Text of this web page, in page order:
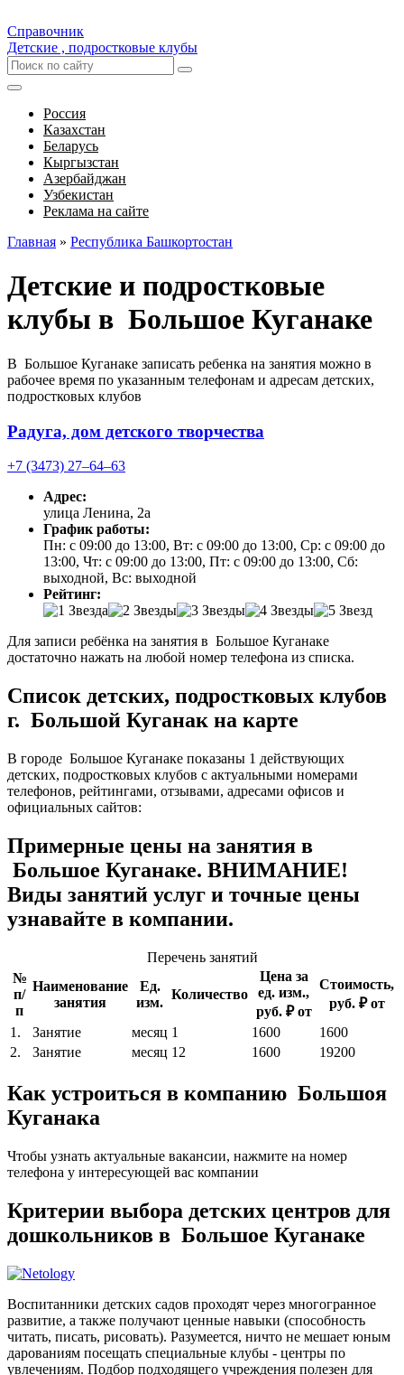
Справочник
Детские , подростковые клубы
Россия
Казахстан
Беларусь
Кыргызстан
Азербайджан
Узбекистан
Реклама на сайте
Главная » Республика Башкортостан
Детские и подростковые
клубы в Большое Куганаке
В Большое Куганаке записать ребенка на занятия можно в
рабочее время по указанным телефонам и адресам детских,
подростковых клубов
Радуга, дом детского творчества
+7 (3473) 27‒64‒63
Адрес:
улица Ленина, 2а
График работы:
Пн: с 09:00 до 13:00, Вт: с 09:00 до 13:00, Ср: с 09:00 до
13:00, Чт: с 09:00 до 13:00, Пт: с 09:00 до 13:00, Сб:
выходной, Вс: выходной
Рейтинг:
Для записи ребёнка на занятия в Большое Куганаке
достаточно нажать на любой номер телефона из списка.
Список детских, подростковых клубов
г. Большой Куганак на карте
В городе Большое Куганаке показаны 1 действующих
детских, подростковых клубов с актуальными номерами
телефонов, рейтингами, отзывами, адресами офисов и
официальных сайтов:
Примерные цены на занятия в
Большое Куганаке. ВНИМАНИЕ!
Виды занятий услуг и точные цены
узнавайте в компании.
Перечень занятий
№
п/
п
Наименование
занятия
Ед.
изм.
Количество
Цена за
ед. изм.,
руб. ₽ от
Стоимость,
руб. ₽ от
1.
Занятие месяц 1 1600
1600
2.
Занятие месяц 12 1600 19200
Как устроиться в компанию Большоя
Куганака
Чтобы узнать актуальные вакансии, нажмите на номер
телефона у интересующей вас компании
Критерии выбора детских центров для
дошкольников в Большое Куганаке
Воспитанники детских садов проходят через многогранное
развитие, а также получают ценные навыки (способность
читать, писать, рисовать). Разумеется, ничто не мешает юным
дарованиям посещать специальные клубы - центры по
увлечениям. Подбор подходящего учреждения полезен для